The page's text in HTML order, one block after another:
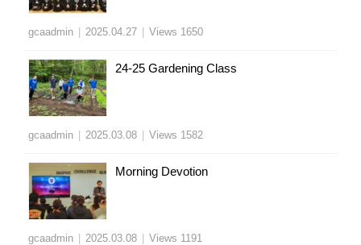
gcaadmin | 2025.04.27 | Views 1650
24-25 Gardening Class
gcaadmin | 2025.03.08 | Views 1582
Morning Devotion
gcaadmin | 2025.03.08 | Views 1191